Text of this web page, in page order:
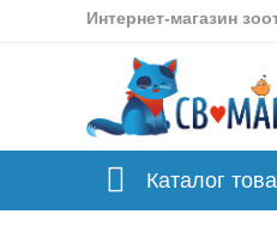
Интернет-магазин
Каталог